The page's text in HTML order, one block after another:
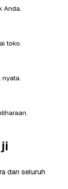
Anda.
toko.
nyata.
dan seluruh